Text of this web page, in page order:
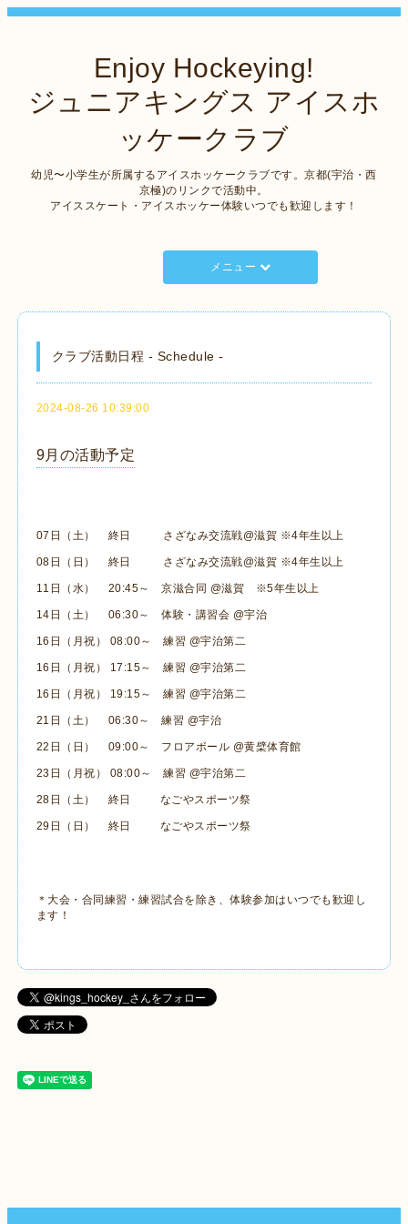
Enjoy Hockeying!
ジュニアキングス アイスホ
ッケークラブ
幼児〜小学生が所属するアイスホッケークラブです。京都(宇治・西
京極)のリンクで活動中。
アイススケート・アイスホッケー体験いつでも歓迎します！
メニュー
クラブ活動日程 - Schedule -
2024-08-26 10:39:00
9月の活動予定
07日（土） 終日 さざなみ交流戦@滋賀 ※4年生以上
08日（日） 終日 さざなみ交流戦@滋賀 ※4年生以上
11日（水） 20:45～ 京滋合同 @滋賀 ※5年生以上
14日（土） 06:30～ 体験・講習会 @宇治
16日（月祝） 08:00～ 練習 @宇治第二
16日（月祝） 17:15～ 練習 @宇治第二
16日（月祝） 19:15～ 練習 @宇治第二
21日（土） 06:30～ 練習 @宇治
22日（日） 09:00～ フロアボール @黄檗体育館
23日（月祝） 08:00～ 練習 @宇治第二
28日（土） 終日 なごやスポーツ祭
29日（日） 終日 なごやスポーツ祭
＊大会・合同練習・練習試合を除き、体験参加はいつでも歓迎し
ます！